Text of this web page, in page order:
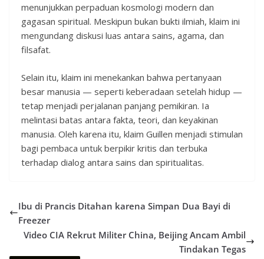
menunjukkan perpaduan kosmologi modern dan
gagasan spiritual. Meskipun bukan bukti ilmiah, klaim ini
mengundang diskusi luas antara sains, agama, dan
filsafat.
Selain itu, klaim ini menekankan bahwa pertanyaan
besar manusia — seperti keberadaan setelah hidup —
tetap menjadi perjalanan panjang pemikiran. Ia
melintasi batas antara fakta, teori, dan keyakinan
manusia. Oleh karena itu, klaim Guillen menjadi stimulan
bagi pembaca untuk berpikir kritis dan terbuka
terhadap dialog antara sains dan spiritualitas.
Ibu di Prancis Ditahan karena Simpan Dua Bayi di
Freezer
Video CIA Rekrut Militer China, Beijing Ancam Ambil
Tindakan Tegas